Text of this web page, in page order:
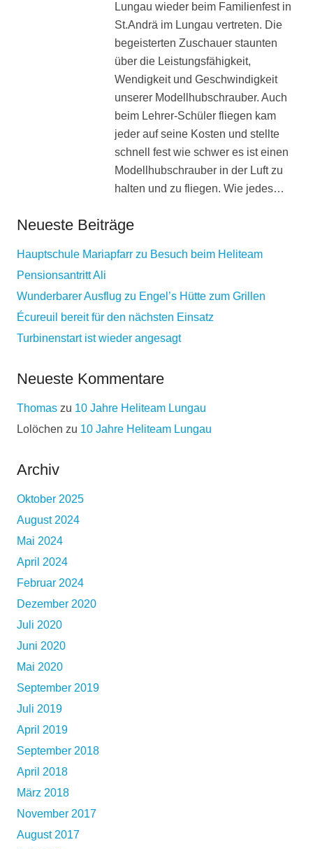
Lungau wieder beim Familienfest in
St.Andrä im Lungau vertreten. Die
begeisterten Zuschauer staunten
über die Leistungsfähigkeit,
Wendigkeit und Geschwindigkeit
unserer Modellhubschrauber. Auch
beim Lehrer-Schüler fliegen kam
jeder auf seine Kosten und stellte
schnell fest wie schwer es ist einen
Modellhubschrauber in der Luft zu
halten und zu fliegen. Wie jedes…
Neueste Beiträge
Hauptschule Mariapfarr zu Besuch beim Heliteam
Pensionsantritt Ali
Wunderbarer Ausflug zu Engel’s Hütte zum Grillen
Écureuil bereit für den nächsten Einsatz
Turbinenstart ist wieder angesagt
Neueste Kommentare
Thomas zu 10 Jahre Heliteam Lungau
Lolöchen zu 10 Jahre Heliteam Lungau
Archiv
Oktober 2025
August 2024
Mai 2024
April 2024
Februar 2024
Dezember 2020
Juli 2020
Juni 2020
Mai 2020
September 2019
Juli 2019
April 2019
September 2018
April 2018
März 2018
November 2017
August 2017